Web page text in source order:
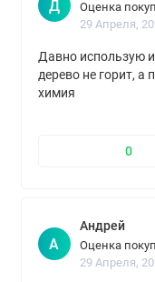
Д
Оценка
29 Апреля,
Давно использую
дерево не горит, а
химия
0
А
Андрей
Оценка
29 Апреля,